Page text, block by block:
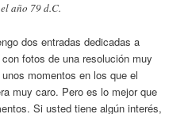
año 79 d.C.
dos entradas dedicadas a
fotos de una resolución muy
momentos en los que el
muy caro. Pero es lo mejor que
Si usted tiene algún interés,